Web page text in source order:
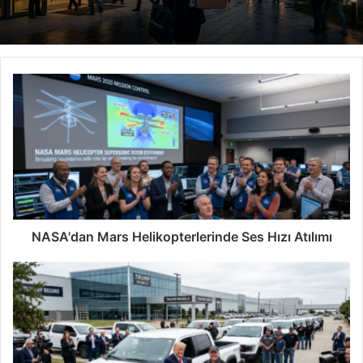
NASA'dan Mars Helikopterlerinde Ses Hızı Atılımı